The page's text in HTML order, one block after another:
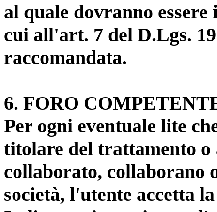
al quale dovranno
cui all'art. 7 del D.Lgs.
raccomandata.
6. FORO
Per ogni eventuale lite
titolare del trattamento o
collaborato, collaborano
società, l'utente accetta